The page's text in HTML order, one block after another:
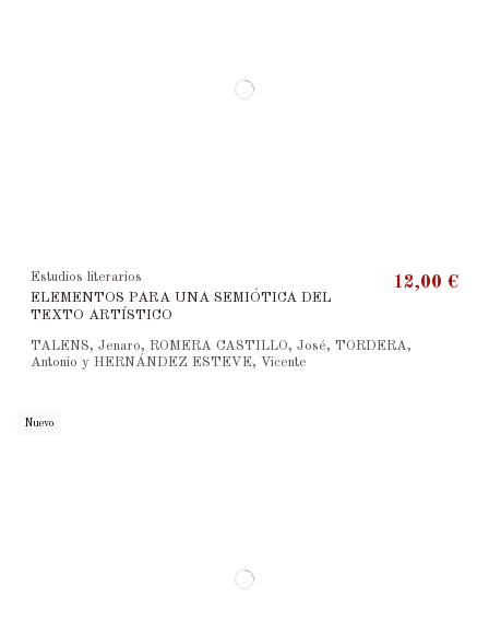
Estudios literarios
ELEMENTOS PARA UNA SEMIÓTICA DEL
TEXTO ARTÍSTICO
12,00 €
TALENS, Jenaro, ROMERA CASTILLO, José, TORDERA,
Antonio y HERNÁNDEZ ESTEVE, Vicente
Nuevo